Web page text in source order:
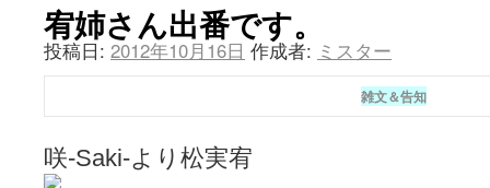
宥姉さん出番です。
投稿日: 2012年10月16日 作成者: ミスター
雑文＆告知
咲-Saki-より松実宥